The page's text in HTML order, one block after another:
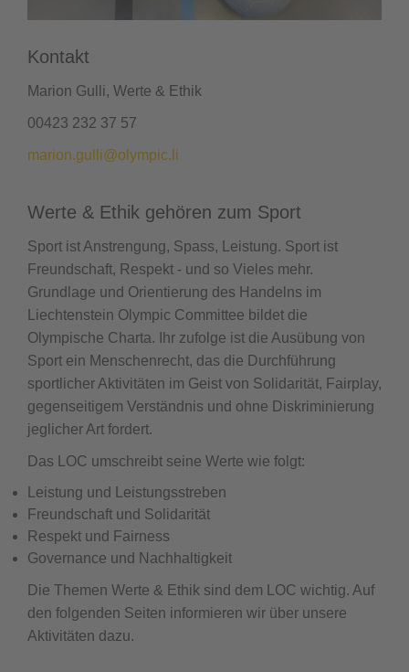
Kontakt
Marion Gulli, Werte & Ethik
00423 232 37 57
marion.gulli@olympic.li
Werte & Ethik gehören zum Sport
Sport ist Anstrengung, Spass, Leistung. Sport ist
Freundschaft, Respekt - und so Vieles mehr.
Grundlage und Orientierung des Handelns im
Liechtenstein Olympic Committee bildet die
Olympische Charta. Ihr zufolge ist die Ausübung von
Sport ein Menschenrecht, das die Durchführung
sportlicher Aktivitäten im Geist von Solidarität, Fairplay,
gegenseitigem Verständnis und ohne Diskriminierung
jeglicher Art fordert.
Das LOC umschreibt seine Werte wie folgt:
Leistung und Leistungsstreben
Freundschaft und Solidarität
Respekt und Fairness
Governance und Nachhaltigkeit
Die Themen Werte & Ethik sind dem LOC wichtig. Auf
den folgenden Seiten informieren wir über unsere
Aktivitäten dazu.